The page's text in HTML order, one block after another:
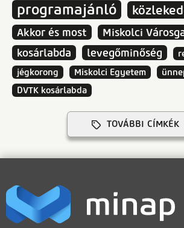
programajánló
Akkor és most
Miskolci
kosárlabda
levegőminőség
jégkorong
Miskolci Egyetem
DVTK kosárlabda
TOVÁBBI CÍMKÉK